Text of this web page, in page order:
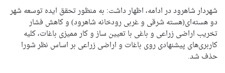
شهردار شاهرود در ادامه، اظهار داشت: به منظور تحقق ایده توسعه شهر
دو هسته‌ای(هسته شرقی و غربی رودخانه‌ شاهرود) و کاهش فشار
تخریب اراضی زراعی و باغی با تعیین ساز و کار ممیزی باغات، ‌کلیه
کاربری‌های پیشنهادی روی باغات و اراضی زراعی بر اساس نظر شورا
حذف شد.